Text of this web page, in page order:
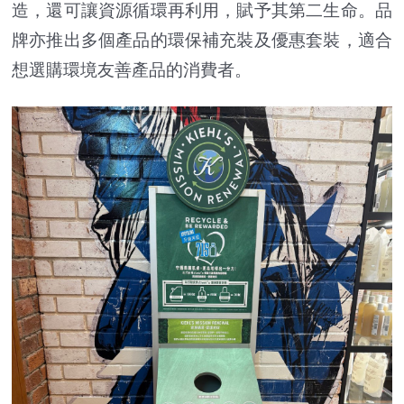
造，還可讓資源循環再利用，賦予其第二生命。品
牌亦推出多個產品的環保補充裝及優惠套裝，適合
想選購環境友善產品的消費者。